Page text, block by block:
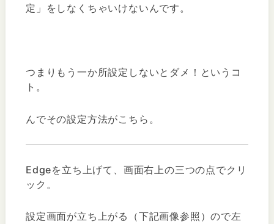
定」をしなくちゃいけないんです。
つまりもう一か所設定しないとダメ！というコ
ト。
んでその設定方法がこちら。
Edgeを立ち上げて、画面右上の三つの点でクリ
ック。
設定画面が立ち上がる（下記画像参照）ので左